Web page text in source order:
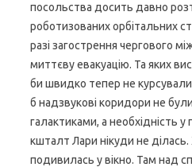
посольства досить давно
роботизованих орбітальних
разі загострення чергового
миттєву евакуацію. Та яких
би швидко тепер не
б надзвукові коридори не
галактиками, а необхідність
кшталт Лари нікуди не ділась.
подивилась у вікно. Там над